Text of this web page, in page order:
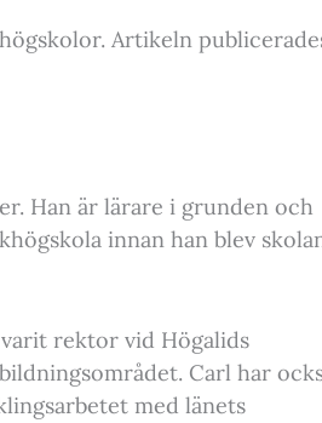
Artikeln
Han är lärare i grunden och
innan han blev
rektor vid Högalids
Carl har
med länets